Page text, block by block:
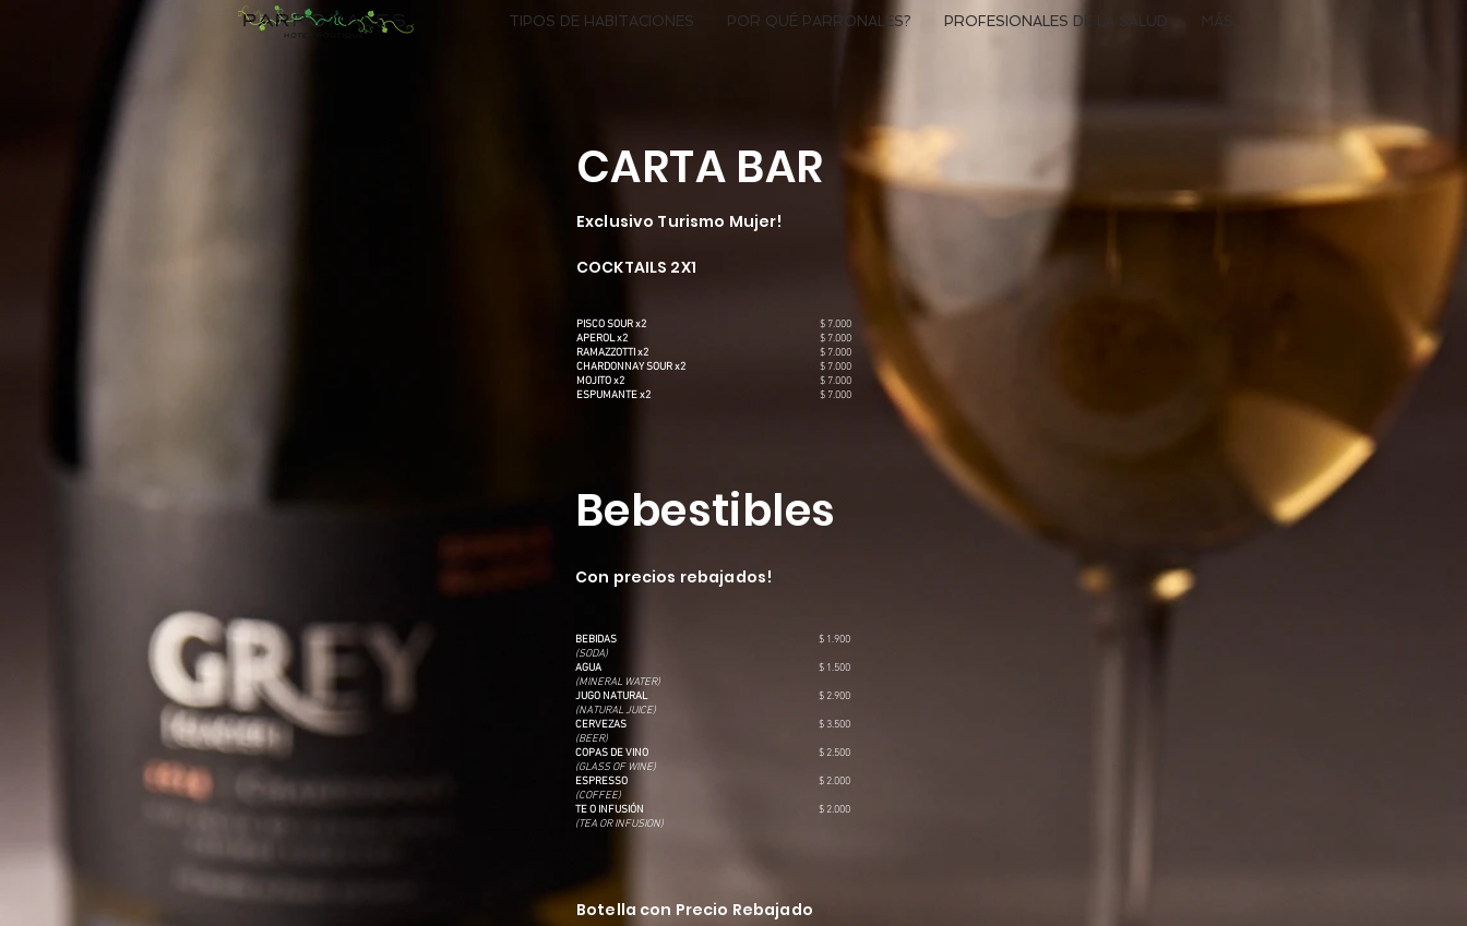
TIPOS DE HABITACIONES POR QUÉ PARRONALES? PROFESIONALES DE LA SALUD MÁS
CARTA BAR
Exclusivo Turismo Mujer!
COCKTAILS 2X1
PISCO SOUR x2
APEROL x2
RAMAZZOTTI x2
CHARDONNAY SOUR x2
MOJITO x2
ESPUMANTE x2
$ 7.000
$ 7.000
$ 7.000
$ 7.000
$ 7.000
$ 7.000
Bebestibles
Con precios rebajados!
BEBIDAS
(SODA)
AGUA
(MINERAL WATER)
JUGO NATURAL
(NATURAL JUICE)
CERVEZAS
(BEER)
COPAS DE VINO
(GLASS OF WINE)
ESPRESSO
(COFFEE)
TE O INFUSIÓN
(TEA OR INFUSION)
$ 1.900
$ 1.500
$ 2.900
$ 3.500
$ 2.500
$ 2.000
$ 2.000
Botella con Precio Rebajado